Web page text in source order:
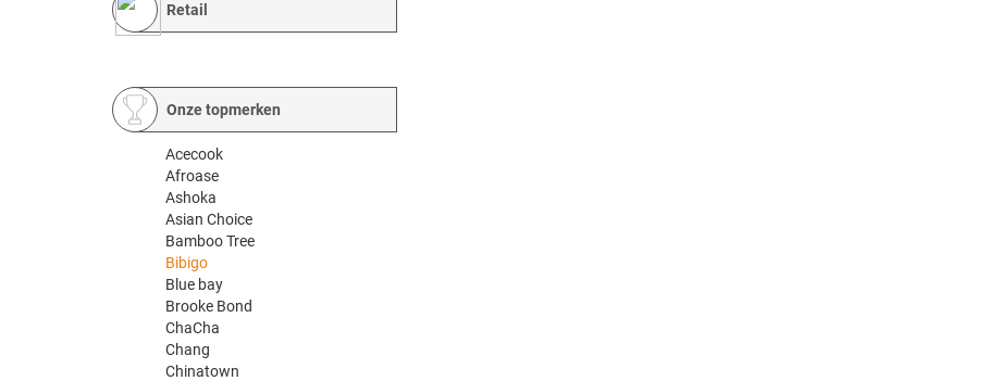
Retail
Onze topmerken
Acecook
Afroase
Ashoka
Asian Choice
Bamboo Tree
Bibigo
Blue bay
Brooke Bond
ChaCha
Chang
Chinatown